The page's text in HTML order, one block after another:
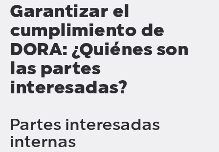
Garantizar el
cumplimiento de
DORA: ¿Quiénes son
las partes
interesadas?
Partes interesadas
internas